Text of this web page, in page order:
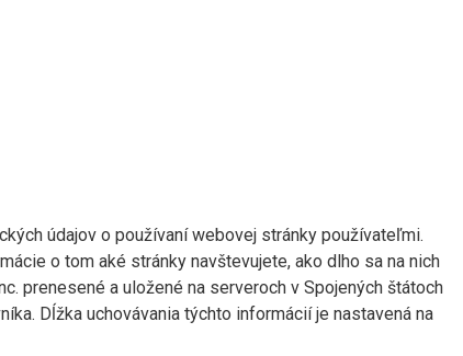
údajov o používaní webovej stránky používateľmi.
o tom aké stránky navštevujete, ako dlho sa na nich
prenesené a uložené na serveroch v Spojených štátoch
Dĺžka uchovávania týchto informácií je nastavená na